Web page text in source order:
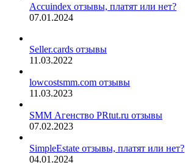
Accuindex отзывы, платят или нет?
07.01.2024
Seller.cards отзывы
11.03.2022
lowcostsmm.com отзывы
11.03.2023
SMM Агенство PRtut.ru отзывы
07.02.2023
SimpleEstate отзывы, платят или нет?
04.01.2024